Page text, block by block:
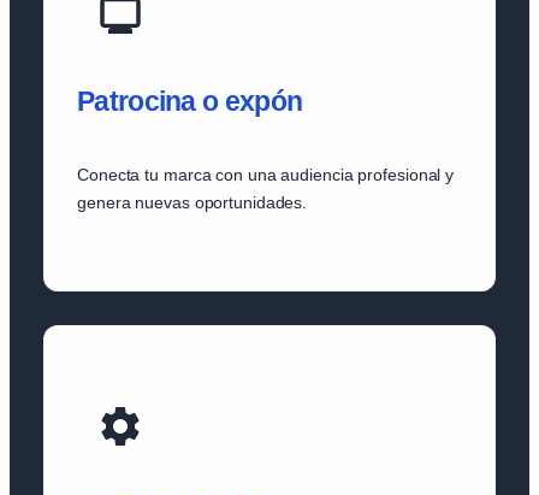
Patrocina o expón
Conecta tu marca con una audiencia profesional y
genera nuevas oportunidades.